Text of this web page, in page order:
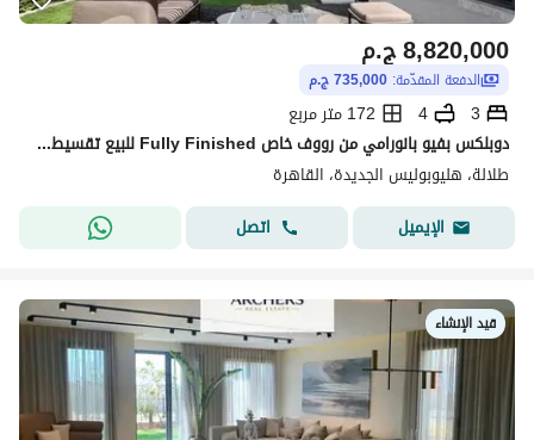
ج.م8,820,000
الدفعة المقدّمة: 735,000 ج.م
3
4
172 متر مربع
دوبلكس بفيو بانورامي من رووف خاص Fully Finished للبيع تقسيط حتى 15 سنة بجوار سوديك و الجمال بالقرب من الشروق و ماونتن فيو التجمع القاهرة الجديدة
طلالة، هليوبوليس الجديدة، القاهرة
الإيميل
اتصل
قيد الإنشاء